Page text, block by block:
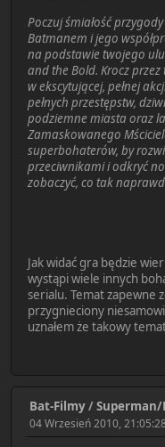
Poczuj śmiałość
Batmanem i jego
na podstawie twojego
and the Bold. Krocz
w ekscytującej, pełnej
pełnych przestępstw,
podziemne miasta oraz
Zamaskowanego
superbohaterów, by
przeciwnikami i odkryć
zobaczyć, co tak
Jak widać gra będzie
wystąpi wiele innych
serialu. Temat zapewne
przygnieciony
uznałem że takowy
Bat-Filmy/
04 Wrzesień 2010, 21:05:28